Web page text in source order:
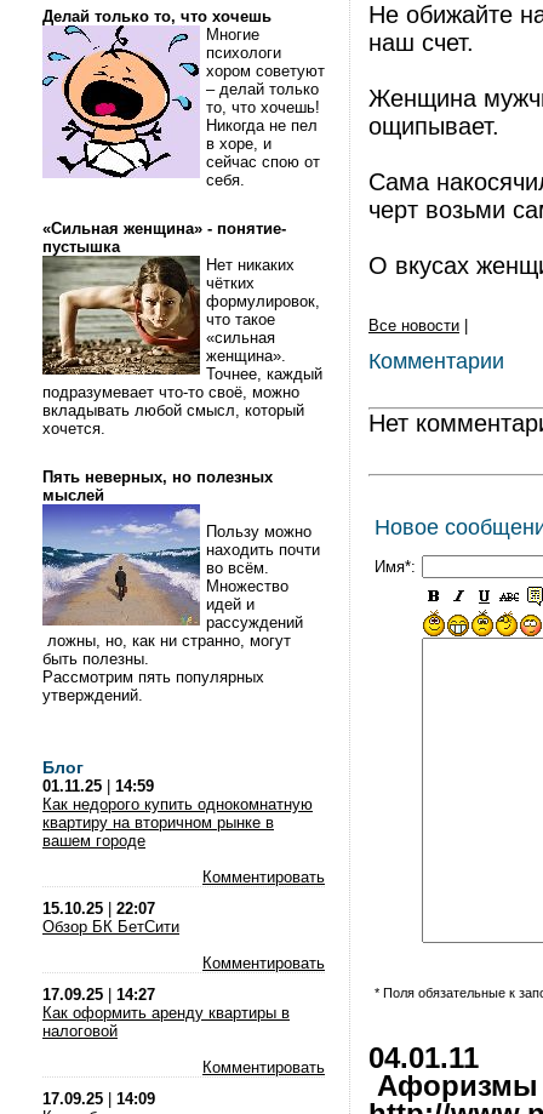
Делай только то, что хочешь
Многие
психологи
хором советуют
– делай только
то, что хочешь!
Никогда не пел
в хоре, и
сейчас спою от
себя.
«Сильная женщина» - понятие-
пустышка
Нет никаких
чётких
формулировок,
что такое
«сильная
женщина».
Точнее, каждый
подразумевает что-то своё, можно
вкладывать любой смысл, который
хочется.
Пять неверных, но полезных
мыслей
Пользу можно
находить почти
во всём.
Множество
идей и
рассуждений
ложны, но, как ни странно, могут
быть полезны.
Рассмотрим пять популярных
утверждений.
Блог
01.11.25
14:59
Как недорого купить однокомнатную
квартиру на вторичном рынке в
вашем городе
Комментировать
15.10.25
22:07
Обзор БК БетСити
Комментировать
17.09.25
14:27
Как оформить аренду квартиры в
налоговой
Комментировать
17.09.25
14:09
Не обижайте
наш счет.
Женщина
ощипывает.
Сама
черт возьми
О вкусах
Все новости
Комментарии
Нет
Новое
Имя*:
* Поля обязательные к
04.01.11
Афоризмы